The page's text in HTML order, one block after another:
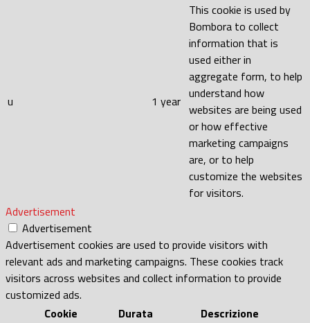
u 1 year
This cookie is used by
Bombora to collect
information that is
used either in
aggregate form, to help
understand how
websites are being used
or how effective
marketing campaigns
are, or to help
customize the websites
for visitors.
Advertisement
Advertisement
Advertisement cookies are used to provide visitors with
relevant ads and marketing campaigns. These cookies track
visitors across websites and collect information to provide
customized ads.
Cookie
Durata Descrizione